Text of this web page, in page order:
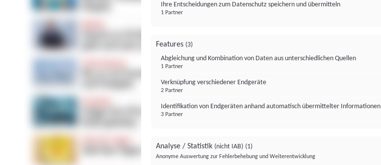
Ihre Entscheidungen zum Datenschutz speichern und übermitteln
1 Partner
Features (3)
Abgleichung und Kombination von Daten aus unterschiedlichen Quellen
1 Partner
Verknüpfung verschiedener Endgeräte
2 Partner
Identifikation von Endgeräten anhand automatisch übermittelter Informationen
3 Partner
Analyse / Statistik (nicht IAB) (1)
Anonyme Auswertung zur Fehlerbehebung und Weiterentwicklung